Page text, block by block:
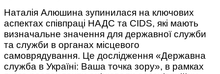
Наталія Алюшина зупинилася на ключових
аспектах співпраці НАДС та CIDS, які мають
визначальне значення для державної служби
та служби в органах місцевого
самоврядування. Це дослідження «Державна
служба в Україні: Ваша точка зору», в рамках